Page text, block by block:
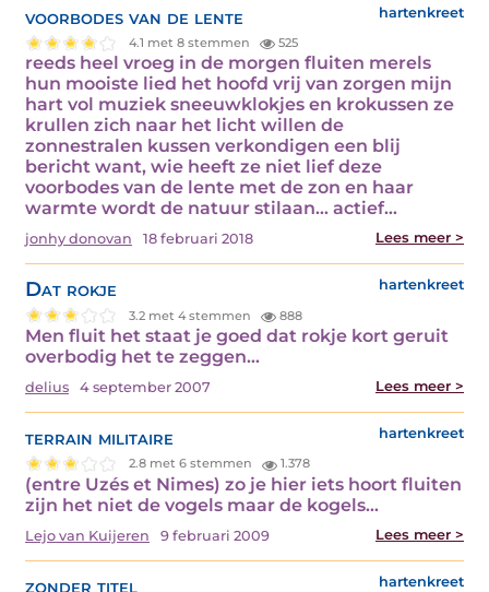
voorbodes van de lente hartenkreet
4.1 met 8 stemmen 525
reeds heel vroeg in de morgen fluiten merels
hun mooiste lied het hoofd vrij van zorgen mijn
hart vol muziek sneeuwklokjes en krokussen ze
krullen zich naar het licht willen de
zonnestralen kussen verkondigen een blij
bericht want, wie heeft ze niet lief deze
voorbodes van de lente met de zon en haar
warmte wordt de natuur stilaan… actief…
jonhy donovan 18 februari 2018 Lees meer >
Dat rokje hartenkreet
3.2 met 4 stemmen 888
Men fluit het staat je goed dat rokje kort geruit
overbodig het te zeggen…
delius 4 september 2007 Lees meer >
terrain militaire hartenkreet
2.8 met 6 stemmen 1.378
(entre Uzés et Nimes) zo je hier iets hoort fluiten
zijn het niet de vogels maar de kogels…
Lejo van Kuijeren 9 februari 2009 Lees meer >
zonder titel hartenkreet